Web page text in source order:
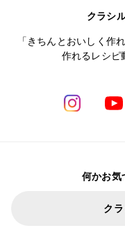
クラシ
「きちんとおいしく作
作れるレシピ
何かお気
ク